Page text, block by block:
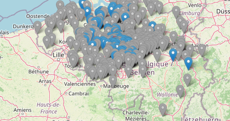
Kerkstraten
7 rollen van Steven Seagal
Dodentocht
Redelijk slecht weer
In vogelvlucht